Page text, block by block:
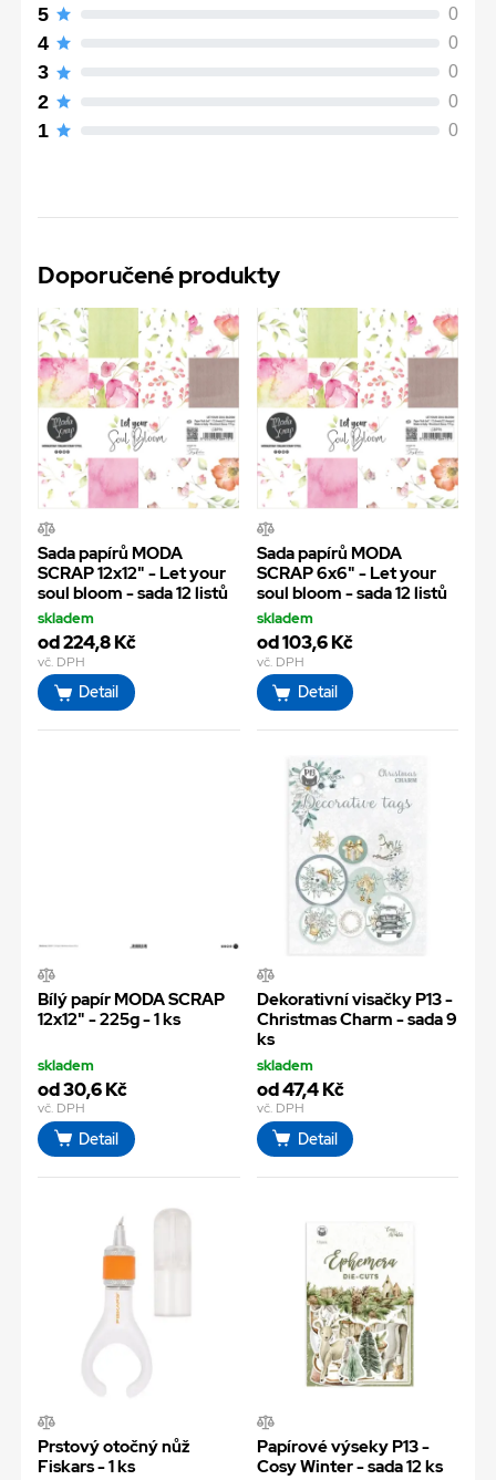
5 0
4 0
3 0
2 0
1 0
Doporučené produkty
Sada papírů MODA
SCRAP 12x12" - Let your
soul bloom - sada 12 listů
skladem
od 224,8 Kč
vč. DPH
Detail
Sada papírů MODA
SCRAP 6x6" - Let your
soul bloom - sada 12 listů
skladem
od 103,6 Kč
vč. DPH
Detail
Bílý papír MODA SCRAP
12x12" - 225g - 1 ks
skladem
od 30,6 Kč
vč. DPH
Detail
Dekorativní visačky P13 -
Christmas Charm - sada 9
ks
skladem
od 47,4 Kč
vč. DPH
Detail
Prstový otočný nůž
Fiskars - 1 ks
Papírové výseky P13 -
Cosy Winter - sada 12 ks